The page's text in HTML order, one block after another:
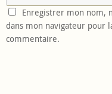
Enregistrer mon nom,
dans mon navigateur pour
commentaire.